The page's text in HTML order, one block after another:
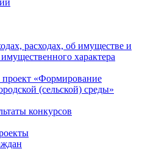
расходах, об имуществе и
имущественного характера
«Формирование
(сельской) среды»
конкурсов